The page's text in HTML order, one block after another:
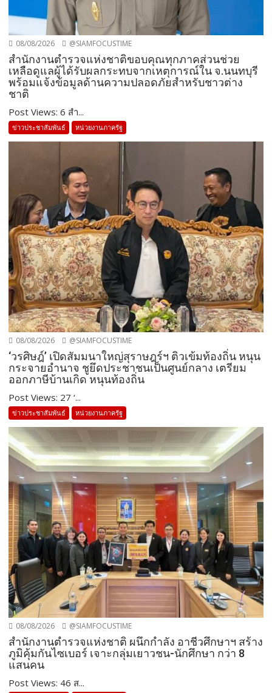
08/08/2026 @SIAMFOCUSTIME
สำนักงานตำรวจแห่งชาติขอบคุณทุกภาคส่วนช่วย
เหลือดูแลผู้ได้รับผลกระทบจากเหตุการณ์ใน จ.นนทบุรี
พร้อมแจ้งข้อมูลด้านความปลอดภัยสำหรับชาวต่าง
ชาติ
Post Views: 6 สำ...
ข่าวประชาสัมพันธ์ หน่วยงานภาครัฐ
08/08/2026 @SIAMFOCUSTIME
‘วรศิษฎ์’ เปิดสัมมนาใหญ่สุราษฎร์ฯ ติวเข้มท้องถิ่น หนุน
กระจายอำนาจ ชูยึดประชาชนเป็นศูนย์กลาง เตรียม
ออกภาษีบ้านเกิด หนุนท้องถิ่น
Post Views: 27 ‘...
ข่าวประชาสัมพันธ์ หน่วยงานภาครัฐ
08/08/2026 @SIAMFOCUSTIME
สำนักงานตำรวจแห่งชาติ ผนึกกำลัง อาชีวศึกษาฯ สร้าง
ภูมิคุ้มกันไซเบอร์ เจาะกลุ่มเยาวชน-นักศึกษา กว่า 8
แสนคน
Post Views: 46 ส...